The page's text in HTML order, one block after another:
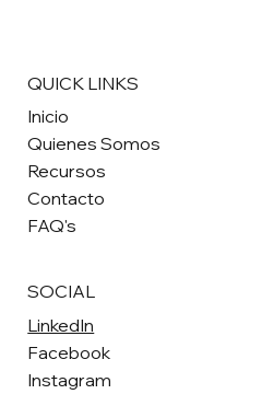
QUICK LINKS
Inicio
Quienes Somos
Recursos
Contacto
FAQ's
SOCIAL
LinkedIn
Facebook
Instagram